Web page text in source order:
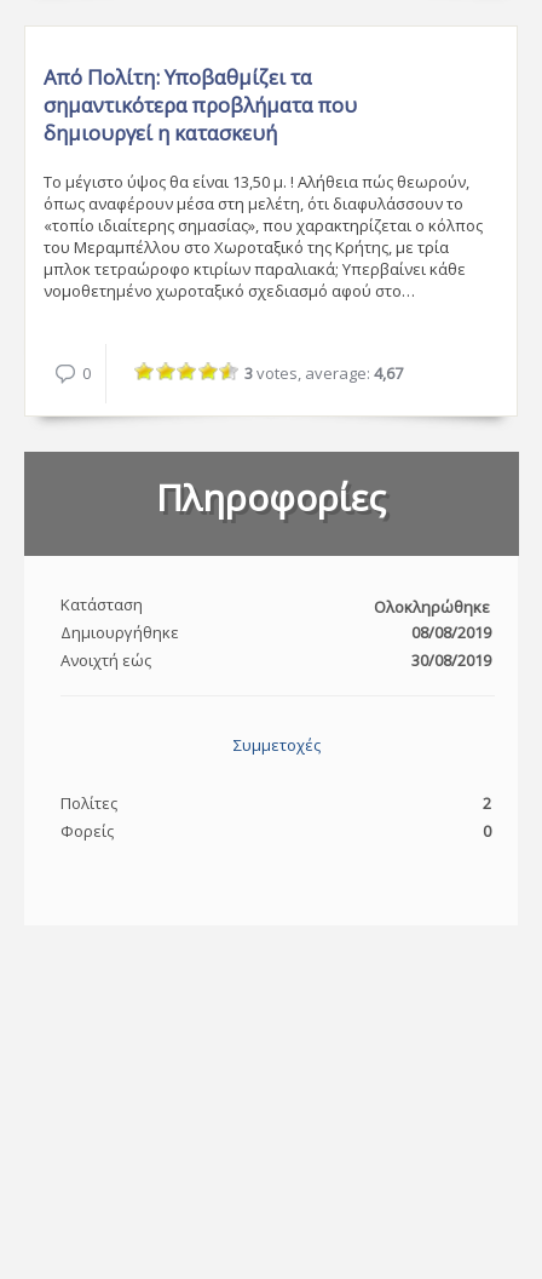
Από Πολίτη:Υποβαθμίζει τα
σημαντικότερα προβλήματα που
δημιουργεί η κατασκευή
Το μέγιστο ύψος θα είναι 13,50 μ. ! Αλήθεια πώς θεωρούν,
όπως αναφέρουν μέσα στη μελέτη, ότι διαφυλάσσουν το
«τοπίο ιδιαίτερης σημασίας», που χαρακτηρίζεται ο κόλπος
του Μεραμπέλλου στο Χωροταξικό της Κρήτης, με τρία
μπλοκ τετραώροφο κτιρίων παραλιακά; Υπερβαίνει κάθε
νομοθετημένο χωροταξικό σχεδιασμό αφού στο…
0 3votes, average: 4,67
Πληροφορίες
Κατάσταση
Ολοκληρώθηκε
Δημιουργήθηκε
08/08/2019
Ανοιχτή εώς
30/08/2019
Συμμετοχές
Πολίτες
2
Φορείς
0